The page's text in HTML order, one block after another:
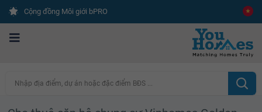
Cộng đồng Môi giới bPRO
Nhập địa điểm, dự án hoặc đặc điểm BĐS ...